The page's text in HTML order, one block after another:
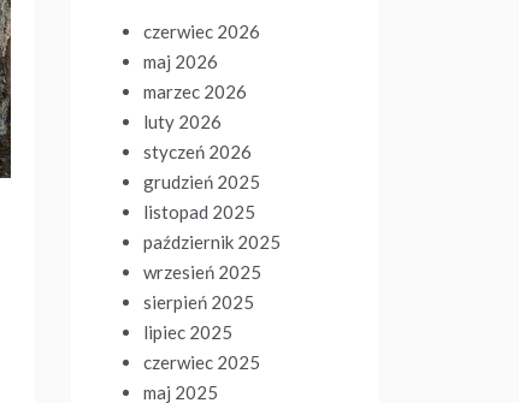
czerwiec 2026
maj 2026
marzec 2026
luty 2026
styczeń 2026
grudzień 2025
listopad 2025
październik 2025
wrzesień 2025
sierpień 2025
lipiec 2025
czerwiec 2025
maj 2025